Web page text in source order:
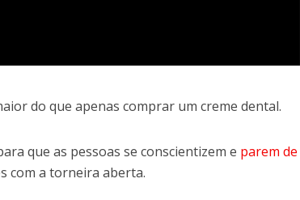
do que apenas comprar um creme dental.
que as pessoas se conscientizem e parem de
com a torneira aberta.